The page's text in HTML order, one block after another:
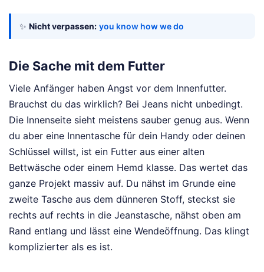
✨ Nicht verpassen: you know how we do
Die Sache mit dem Futter
Viele Anfänger haben Angst vor dem Innenfutter.
Brauchst du das wirklich? Bei Jeans nicht unbedingt.
Die Innenseite sieht meistens sauber genug aus. Wenn
du aber eine Innentasche für dein Handy oder deinen
Schlüssel willst, ist ein Futter aus einer alten
Bettwäsche oder einem Hemd klasse. Das wertet das
ganze Projekt massiv auf. Du nähst im Grunde eine
zweite Tasche aus dem dünneren Stoff, steckst sie
rechts auf rechts in die Jeanstasche, nähst oben am
Rand entlang und lässt eine Wendeöffnung. Das klingt
komplizierter als es ist.